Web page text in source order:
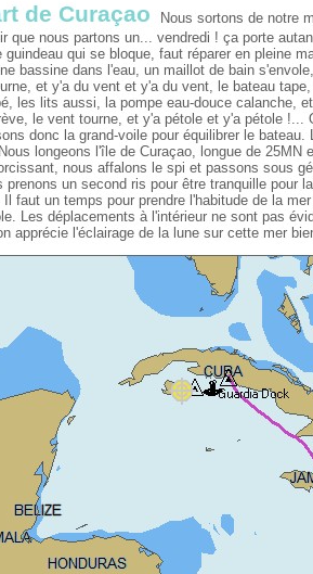
de Curaçao
Nous sortons de notre
que nous partons un... vendredi ! ça porte
guindeau qui se bloque, faut réparer en pleine
bassine dans l'eau, un maillot de bain
et y'a du vent et y'a du vent, le bateau
les lits aussi, la pompe eau-douce calanche,
le vent tourne, et y'a pétole et y'a pétole
donc la grand-voile pour équilibrer le
longeons l'île de Curaçao, longue de 25MN
nous affalons le spi et passons sous
prenons un second ris pour être tranquille
faut un temps pour prendre l'habitude de la
Les déplacements à l'intérieur ne sont pas
apprécie l'éclairage de la lune sur cette mer